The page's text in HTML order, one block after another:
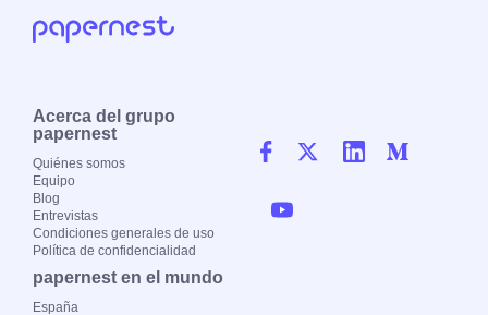
Acerca del grupo
papernest
Quiénes somos
Equipo
Blog
Entrevistas
Condiciones generales de uso
Política de confidencialidad
papernest en el mundo
España